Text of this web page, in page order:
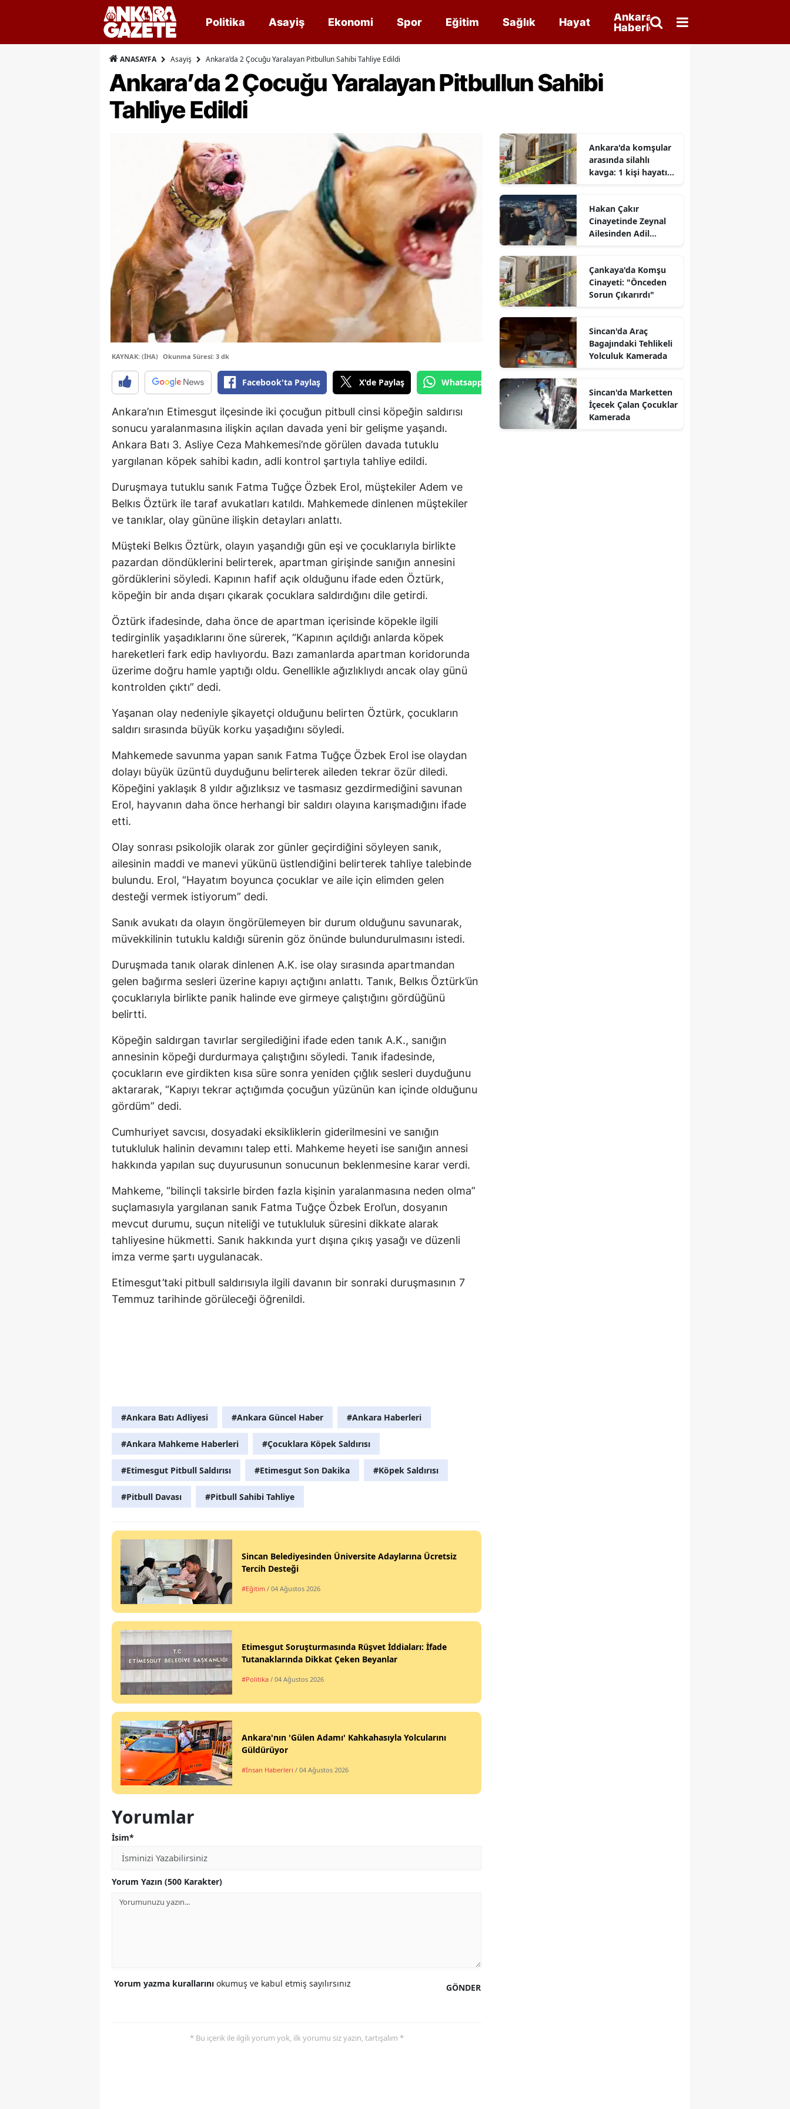
Politika Asayiş Ekonomi Spor Eğitim Sağlık Hayat
Ankara
Haberleri
ANASAYFA Asayiş Ankara’da 2 Çocuğu Yaralayan Pitbullun Sahibi Tahliye Edildi
Ankara’da 2 Çocuğu Yaralayan Pitbullun Sahibi
Tahliye Edildi
KAYNAK: (İHA) Okunma Süresi: 3 dk
Facebook'ta Paylaş X'de Paylaş Whatsapp'tan Gönder
Ankara’nın Etimesgut ilçesinde iki çocuğun pitbull cinsi köpeğin saldırısı
sonucu yaralanmasına ilişkin açılan davada yeni bir gelişme yaşandı.
Ankara Batı 3. Asliye Ceza Mahkemesi’nde görülen davada tutuklu
yargılanan köpek sahibi kadın, adli kontrol şartıyla tahliye edildi.
Duruşmaya tutuklu sanık Fatma Tuğçe Özbek Erol, müştekiler Adem ve
Belkıs Öztürk ile taraf avukatları katıldı. Mahkemede dinlenen müştekiler
ve tanıklar, olay gününe ilişkin detayları anlattı.
Müşteki Belkıs Öztürk, olayın yaşandığı gün eşi ve çocuklarıyla birlikte
pazardan döndüklerini belirterek, apartman girişinde sanığın annesini
gördüklerini söyledi. Kapının hafif açık olduğunu ifade eden Öztürk,
köpeğin bir anda dışarı çıkarak çocuklara saldırdığını dile getirdi.
Öztürk ifadesinde, daha önce de apartman içerisinde köpekle ilgili
tedirginlik yaşadıklarını öne sürerek, “Kapının açıldığı anlarda köpek
hareketleri fark edip havlıyordu. Bazı zamanlarda apartman koridorunda
üzerime doğru hamle yaptığı oldu. Genellikle ağızlıklıydı ancak olay günü
kontrolden çıktı” dedi.
Yaşanan olay nedeniyle şikayetçi olduğunu belirten Öztürk, çocukların
saldırı sırasında büyük korku yaşadığını söyledi.
Mahkemede savunma yapan sanık Fatma Tuğçe Özbek Erol ise olaydan
dolayı büyük üzüntü duyduğunu belirterek aileden tekrar özür diledi.
Köpeğini yaklaşık 8 yıldır ağızlıksız ve tasmasız gezdirmediğini savunan
Erol, hayvanın daha önce herhangi bir saldırı olayına karışmadığını ifade
etti.
Olay sonrası psikolojik olarak zor günler geçirdiğini söyleyen sanık,
ailesinin maddi ve manevi yükünü üstlendiğini belirterek tahliye talebinde
bulundu. Erol, “Hayatım boyunca çocuklar ve aile için elimden gelen
desteği vermek istiyorum” dedi.
Sanık avukatı da olayın öngörülemeyen bir durum olduğunu savunarak,
müvekkilinin tutuklu kaldığı sürenin göz önünde bulundurulmasını istedi.
Duruşmada tanık olarak dinlenen A.K. ise olay sırasında apartmandan
gelen bağırma sesleri üzerine kapıyı açtığını anlattı. Tanık, Belkıs Öztürk’ün
çocuklarıyla birlikte panik halinde eve girmeye çalıştığını gördüğünü
belirtti.
Köpeğin saldırgan tavırlar sergilediğini ifade eden tanık A.K., sanığın
annesinin köpeği durdurmaya çalıştığını söyledi. Tanık ifadesinde,
çocukların eve girdikten kısa süre sonra yeniden çığlık sesleri duyduğunu
aktararak, “Kapıyı tekrar açtığımda çocuğun yüzünün kan içinde olduğunu
gördüm” dedi.
Cumhuriyet savcısı, dosyadaki eksikliklerin giderilmesini ve sanığın
tutukluluk halinin devamını talep etti. Mahkeme heyeti ise sanığın annesi
hakkında yapılan suç duyurusunun sonucunun beklenmesine karar verdi.
Mahkeme, “bilinçli taksirle birden fazla kişinin yaralanmasına neden olma”
suçlamasıyla yargılanan sanık Fatma Tuğçe Özbek Erol’un, dosyanın
mevcut durumu, suçun niteliği ve tutukluluk süresini dikkate alarak
tahliyesine hükmetti. Sanık hakkında yurt dışına çıkış yasağı ve düzenli
imza verme şartı uygulanacak.
Etimesgut’taki pitbull saldırısıyla ilgili davanın bir sonraki duruşmasının 7
Temmuz tarihinde görüleceği öğrenildi.
#Ankara Batı Adliyesi #Ankara Güncel Haber #Ankara Haberleri
#Ankara Mahkeme Haberleri #Çocuklara Köpek Saldırısı
#Etimesgut Pitbull Saldırısı #Etimesgut Son Dakika #Köpek Saldırısı
#Pitbull Davası #Pitbull Sahibi Tahliye
Sincan Belediyesinden Üniversite Adaylarına Ücretsiz
Tercih Desteği
#Eğitim / 04 Ağustos 2026
Etimesgut Soruşturmasında Rüşvet İddiaları: İfade
Tutanaklarında Dikkat Çeken Beyanlar
#Politika / 04 Ağustos 2026
Ankara'nın 'Gülen Adamı' Kahkahasıyla Yolcularını
Güldürüyor
#İnsan Haberleri / 04 Ağustos 2026
Yorumlar
İsim*
Yorum Yazın (500 Karakter)
GÖNDER
Yorum yazma kurallarını okumuş ve kabul etmiş sayılırsınız
* Bu içerik ile ilgili yorum yok, ilk yorumu siz yazın, tartışalım *
Ankara'da komşular
arasında silahlı
kavga: 1 kişi hayatını
Hakan Çakır
Cinayetinde Zeynal
Ailesinden Adil
Çankaya'da Komşu
Cinayeti: "Önceden
Sorun Çıkarırdı"
Sincan'da Araç
Bagajındaki Tehlikeli
Yolculuk Kamerada
Sincan'da Marketten
İçecek Çalan Çocuklar
Kamerada